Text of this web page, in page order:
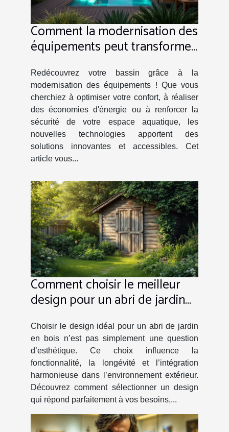
Comment la modernisation des
équipements peut transformer
Redécouvrez votre bassin grâce à la
modernisation des équipements ! Que vous
cherchiez à optimiser votre confort, à réaliser
des économies d'énergie ou à renforcer la
sécurité de votre espace aquatique, les
nouvelles technologies apportent des
solutions innovantes et accessibles. Cet
article vous...
Comment choisir le meilleur
design pour un abri de jardin
Choisir le design idéal pour un abri de jardin
en bois n’est pas simplement une question
d’esthétique. Ce choix influence la
fonctionnalité, la longévité et l’intégration
harmonieuse dans l’environnement extérieur.
Découvrez comment sélectionner un design
qui répond parfaitement à vos besoins,...